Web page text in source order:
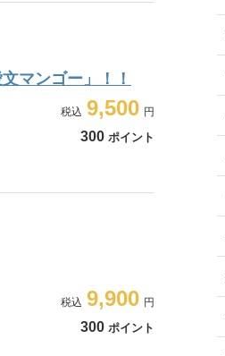
マンゴー」！！
9,500
300 ポイント
9,900
300 ポイント